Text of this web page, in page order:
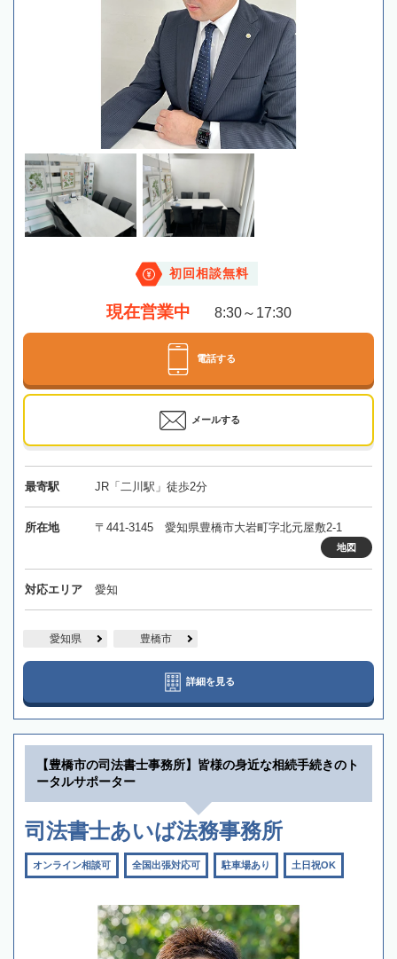
初回相談無料
現在営業中 8:30～17:30
電話する
メールする
最寄駅 JR「二川駅」徒歩2分
所在地 〒441-3145 愛知県豊橋市大岩町字北元屋敷2-1
地図
対応エリア 愛知
愛知県 豊橋市
詳細を見る
【豊橋市の司法書士事務所】皆様の身近な相続手続きのト
ータルサポーター
司法書士あいば法務事務所
オンライン相談可 全国出張対応可 駐車場あり 土日祝OK